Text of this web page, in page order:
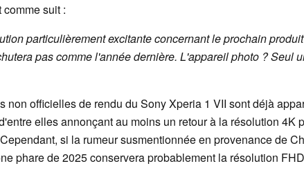
suit :
particulièrement excitante concernant le prochain
pas comme l'année dernière. L'appareil photo ? Seul
non officielles de rendu du Sony Xperia 1 VII sont déjà
elles annonçant au moins un retour à la résolution 4K
si la rumeur susmentionnée en provenance de
phare de 2025 conservera probablement la résolution